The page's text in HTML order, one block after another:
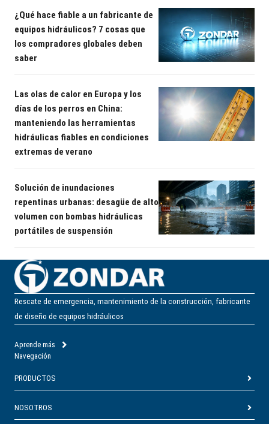
¿Qué hace fiable a un fabricante de
equipos hidráulicos? 7 cosas que
los compradores globales deben
saber
Las olas de calor en Europa y los
días de los perros en China:
manteniendo las herramientas
hidráulicas fiables en condiciones
extremas de verano
Solución de inundaciones
repentinas urbanas: desagüe de alto
volumen con bombas hidráulicas
portátiles de suspensión
Rescate de emergencia, mantenimiento de la construcción, fabricante
de diseño de equipos hidráulicos
Aprende más
Navegación
PRODUCTOS
NOSOTROS